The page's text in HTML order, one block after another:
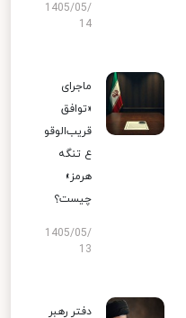
1405/05/
14
ماجرای
«توافق
قریب‌الوقو
ع تنگه
هرمز»
چیست؟
1405/05/
13
دفتر رهبر